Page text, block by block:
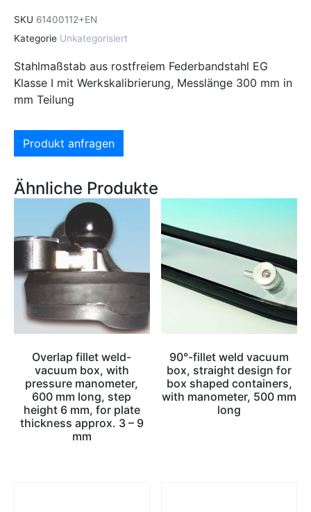
SKU 61400112+EN
Kategorie Unkategorisiert
Stahlmaßstab aus rostfreiem Federbandstahl EG
Klasse I mit Werkskalibrierung, Messlänge 300 mm in
mm Teilung
Produkt anfragen
Ähnliche Produkte
Overlap fillet weld-
vacuum box, with
pressure manometer,
600 mm long, step
height 6 mm, for plate
thickness approx. 3 – 9
mm
90°-fillet weld vacuum
box, straight design for
box shaped containers,
with manometer, 500 mm
long